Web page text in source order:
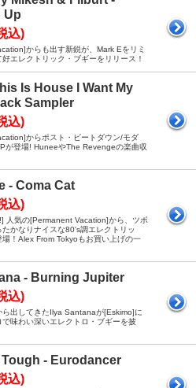
Up
込)
からも出す新鋭が、Mark Eをリミ
エレクトリック・ブギーをリリース！
Is House I Want My
Sampler
込)
からポスト・ビートダウン/モダ
が登場! HuneeやThe Revengeの楽曲収
- Coma Cat
込)
人気の[Permanent Vacation]から、ツボ
たかなりナイスな80's調エレクトリッ
場！Alex From Tokyoもお買い上げの一
- Burning Jupiter
込)
ら出してきたIlya Santanaが[Eskimo]に
で味わい深いエレクトロ・ブギーを披
Tough - Eurodancer
込)